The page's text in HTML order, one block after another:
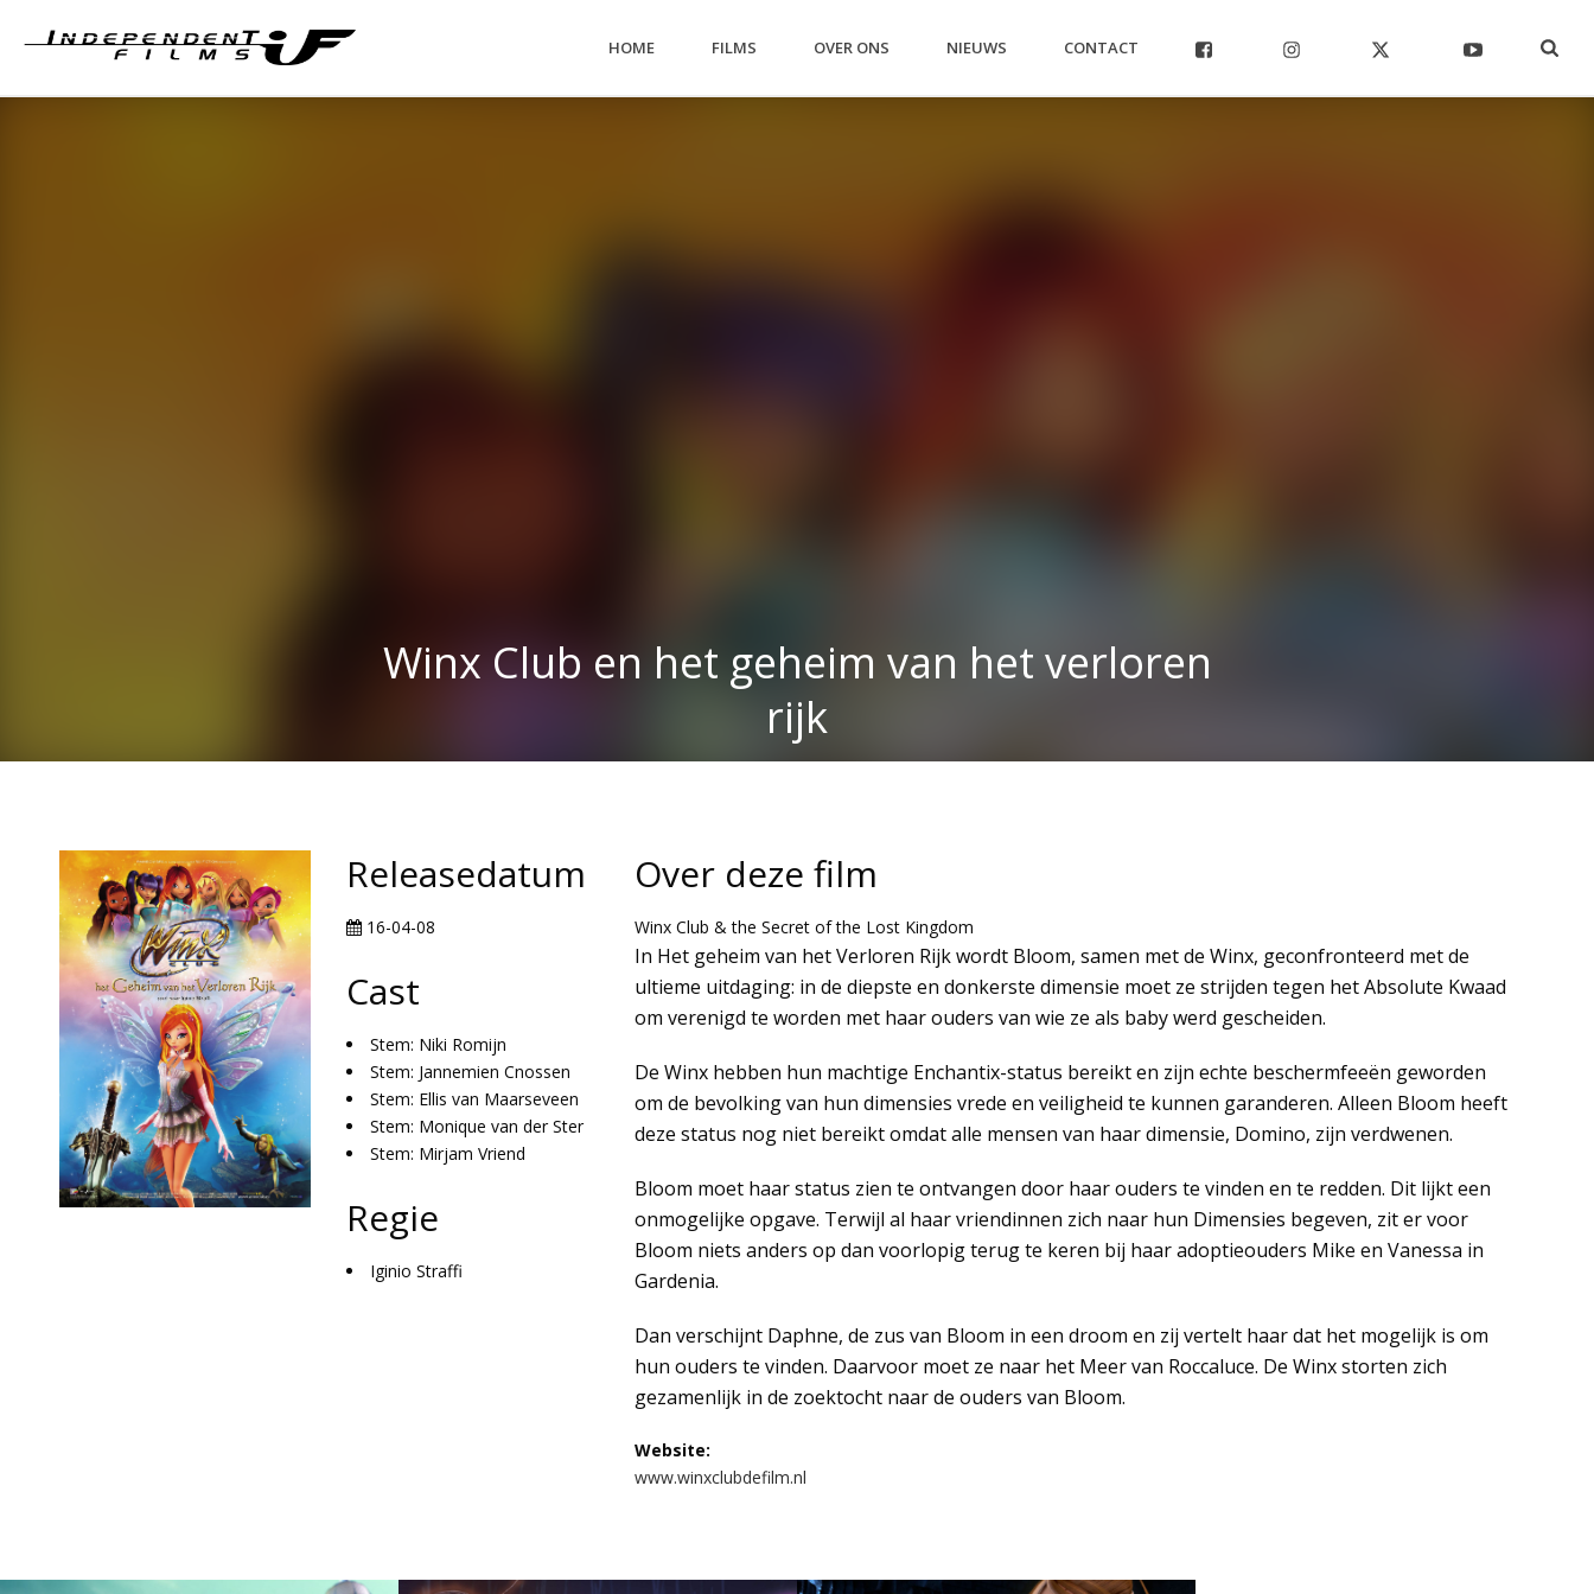
HOME FILMS OVER ONS NIEUWS CONTACT
Winx Club en het geheim van het verloren
rijk
Releasedatum
16-04-08
Cast
Stem: Niki Romijn
Stem: Jannemien Cnossen
Stem: Ellis van Maarseveen
Stem: Monique van der Ster
Stem: Mirjam Vriend
Regie
Iginio Straffi
Over deze film
Winx Club & the Secret of the Lost Kingdom
In Het geheim van het Verloren Rijk wordt Bloom, samen met de Winx, geconfronteerd met de
ultieme uitdaging: in de diepste en donkerste dimensie moet ze strijden tegen het Absolute Kwaad
om verenigd te worden met haar ouders van wie ze als baby werd gescheiden.
De Winx hebben hun machtige Enchantix-status bereikt en zijn echte beschermfeeën geworden
om de bevolking van hun dimensies vrede en veiligheid te kunnen garanderen. Alleen Bloom heeft
deze status nog niet bereikt omdat alle mensen van haar dimensie, Domino, zijn verdwenen.
Bloom moet haar status zien te ontvangen door haar ouders te vinden en te redden. Dit lijkt een
onmogelijke opgave. Terwijl al haar vriendinnen zich naar hun Dimensies begeven, zit er voor
Bloom niets anders op dan voorlopig terug te keren bij haar adoptieouders Mike en Vanessa in
Gardenia.
Dan verschijnt Daphne, de zus van Bloom in een droom en zij vertelt haar dat het mogelijk is om
hun ouders te vinden. Daarvoor moet ze naar het Meer van Roccaluce. De Winx storten zich
gezamenlijk in de zoektocht naar de ouders van Bloom.
Website:
www.winxclubdefilm.nl